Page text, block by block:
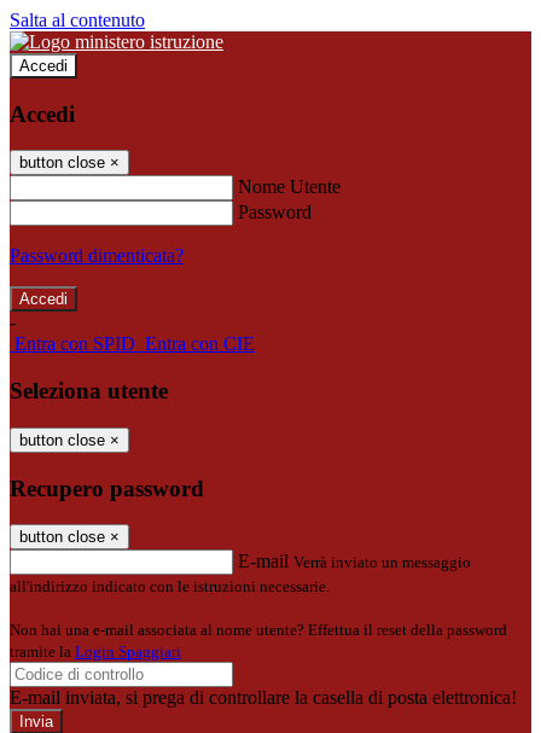
Salta al contenuto
Accedi
Accedi
button close ×
Nome Utente
Password
Password dimenticata?
-
Entra con SPID Entra con CIE
Seleziona utente
button close ×
Recupero password
button close ×
E-mail Verrà inviato un messaggio
all'indirizzo indicato con le istruzioni necessarie.
Non hai una e-mail associata al nome utente? Effettua il reset della password
tramite la Login Spaggiari
E-mail inviata, si prega di controllare la casella di posta elettronica!